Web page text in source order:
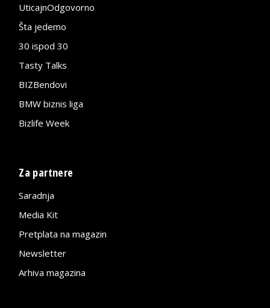
UticajnOdgovorno
Šta jedemo
30 ispod 30
Tasty Talks
BIZBendovi
BMW biznis liga
Bizlife Week
Za partnere
Saradnja
Media Kit
Pretplata na magazin
Newsletter
Arhiva magazina